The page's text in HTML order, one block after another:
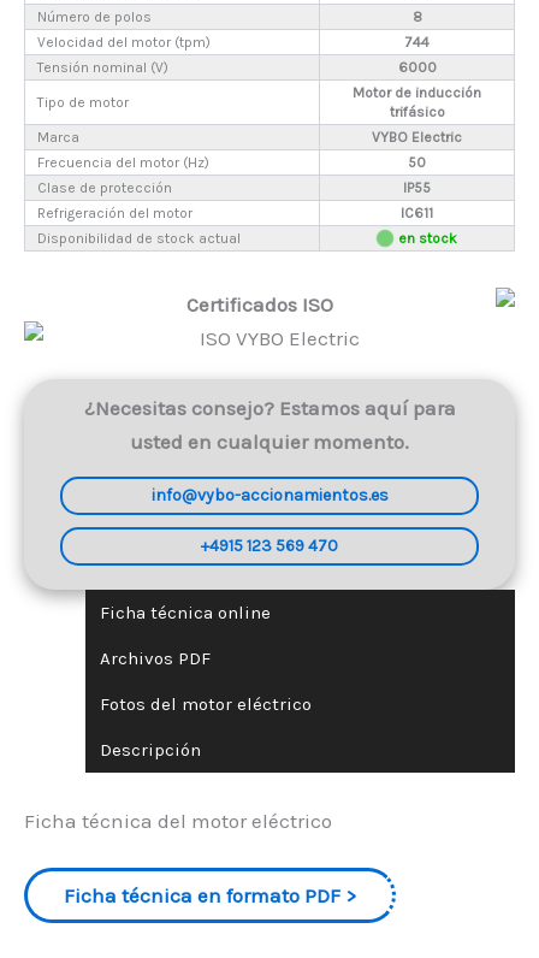
Número de polos
8
Velocidad del motor (tpm)
744
Tensión nominal (V)
6000
Tipo de motor
Motor de inducción
trifásico
Marca
VYBO Electric
Frecuencia del motor (Hz)
50
Clase de protección
IP55
Refrigeración del motor
IC611
Disponibilidad de stock actual
en stock
Certificados ISO
¿Necesitas consejo? Estamos aquí para
usted en cualquier momento.
info@vybo-accionamientos.es
+4915 123 569 470
Ficha técnica online
Archivos PDF
Fotos del motor eléctrico
Descripción
Ficha técnica del motor eléctrico
Ficha técnica en formato PDF